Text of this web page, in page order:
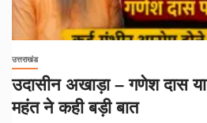
उत्तराखंड
उदासीन अखाड़ा – गणेश दास
महंत ने कही बड़ी बात